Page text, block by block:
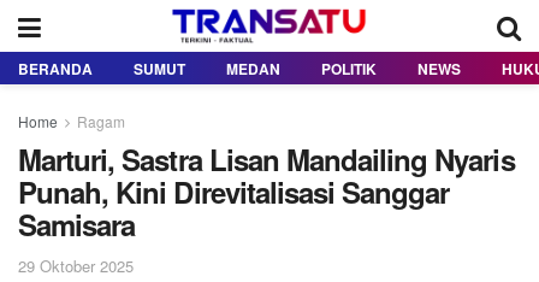
BERANDA SUMUT MEDAN POLITIK NEWS
Home Ragam
Marturi, Sastra Lisan Mandailing Nyaris
Punah, Kini Direvitalisasi Sanggar
Samisara
29 Oktober 2025